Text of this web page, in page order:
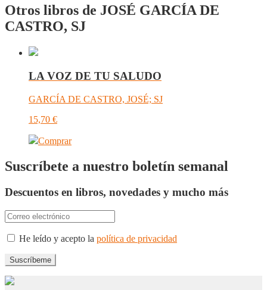
Otros libros de JOSÉ GARCÍA DE
CASTRO, SJ
LA VOZ DE TU SALUDO
GARCÍA DE CASTRO, JOSÉ; SJ
15,70 €
Comprar
Suscríbete a nuestro boletín semanal
Descuentos en libros, novedades y mucho más
He leído y acepto la política de privacidad